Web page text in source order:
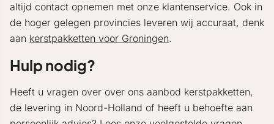
altijd contact opnemen met onze klantenservice. Ook in
de hoger gelegen provincies leveren wij accuraat, denk
aan kerstpakketten voor Groningen.
Hulp nodig?
Heeft u vragen over over ons aanbod kerstpakketten,
de levering in Noord-Holland of heeft u behoefte aan